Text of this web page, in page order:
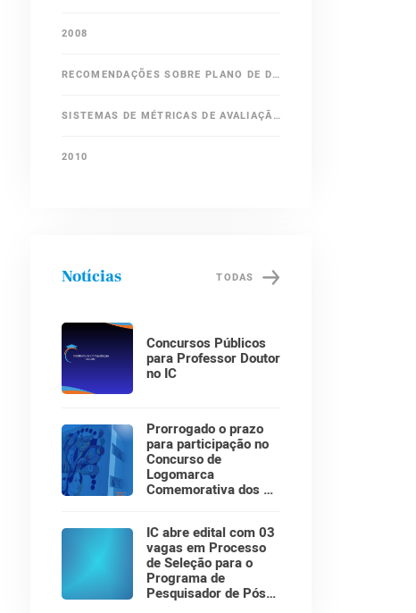
2008
RECOMENDAÇÕES SOBRE PLANO DE DESENVOLVIMENTO DE DISCIPLINAS E CONCEITOS
SISTEMAS DE MÉTRICAS DE AVALIAÇÃO DE RELATÓRIOS DE ATIVIDADES PELA CPG DO IC E PLANO DE RECUPERAÇÃO DE PRODUTIVIDADE
2010
Notícias TODAS
Concursos Públicos
para Professor Doutor
no IC
Prorrogado o prazo
para participação no
Concurso de
Logomarca
Comemorativa dos 30
IC abre edital com 03
vagas em Processo
de Seleção para o
Programa de
Pesquisador de Pós-